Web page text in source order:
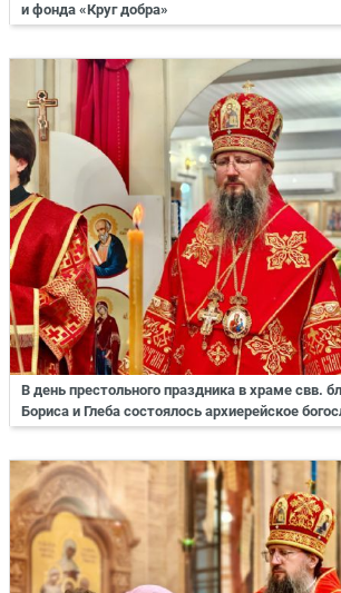
и фонда «Круг добра»
В день престольного праздника в храме свв.
Бориса и Глеба состоялось архиерейское